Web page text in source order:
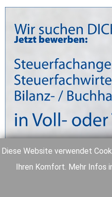
Diese Website verwendet
Ihren Komfort. Mehr Infos